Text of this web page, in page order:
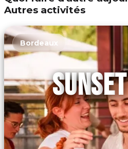
Autres activités
Bordeaux